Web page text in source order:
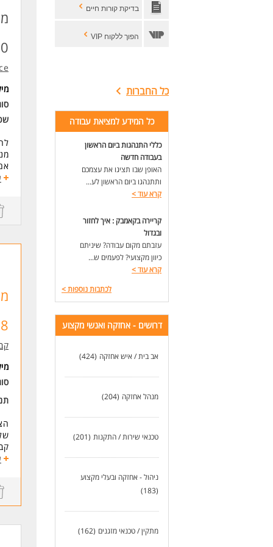
בדיקת קורות חיים
הפוך ללקוח VIP
כל החברות
כל המידע למציאת עבודה
כללי התנהגות ביום הראשון
בעבודה חדשה
האופן שבו תציגו את עצמכם
ותתנהגו ביום הראשון לע...
קרא עוד>
קריירה בקאמבק : איך לחזור
ובגדול
עזבתם מקום עבודה? שיניתם
כיוון מקצועי? לפעמים ש...
קרא עוד>
לכתבות נוספות>
דרושים - אחזקה ואנשי מקצוע
אב בית / איש אחזקה (424)
מנהל אחזקה (204)
טכנאי שירות / התקנות (201)
ניהול - אחזקה ובעלי מקצוע
(183)
מתקין / טכנאי מזגנים (162)
- שכר
-
-
-
-
-
-